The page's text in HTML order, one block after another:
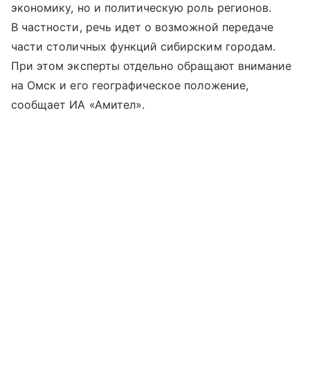
экономику, но и политическую роль регионов.
В частности, речь идет о возможной передаче
части столичных функций сибирским городам.
При этом эксперты отдельно обращают внимание
на Омск и его географическое положение,
сообщает ИА «Амител».